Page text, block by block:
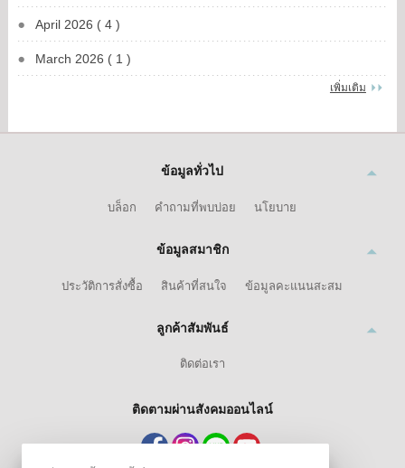
April 2026 ( 4 )
March 2026 ( 1 )
เพิ่มเติม
ข้อมูลทั่วไป
บล็อก คำถามที่พบบ่อย นโยบาย
ข้อมูลสมาชิก
ประวัติการสั่งซื้อ สินค้าที่สนใจ ข้อมูลคะแนนสะสม
ลูกค้าสัมพันธ์
ติดต่อเรา
ติดตามผ่านสังคมออนไลน์